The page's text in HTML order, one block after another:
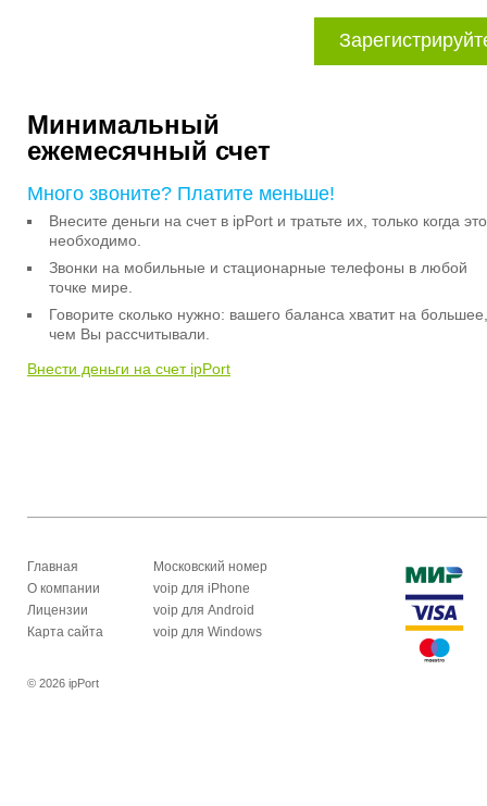
Минимальный
ежемесячный счет
Много звоните? Платите меньше!
Внесите деньги на счет в ipPort и тратьте их, только когда это
необходимо.
Звонки на мобильные и стационарные телефоны в любой
точке мире.
Говорите сколько нужно: вашего баланса хватит на большее,
чем Вы рассчитывали.
Внести деньги на счет ipPort
Главная
О компании
Лицензии
Карта сайта
Московский номер
voip для iPhone
voip для Android
voip для Windows
© 2026 ipPort